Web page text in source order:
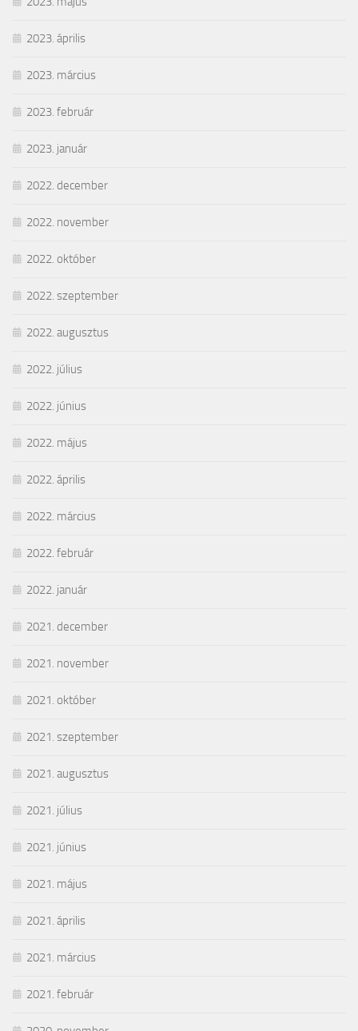
2023. április
2023. március
2023. február
2023. január
2022. december
2022. november
2022. október
2022. szeptember
2022. augusztus
2022. július
2022. június
2022. május
2022. április
2022. március
2022. február
2022. január
2021. december
2021. november
2021. október
2021. szeptember
2021. augusztus
2021. július
2021. június
2021. május
2021. április
2021. március
2021. február